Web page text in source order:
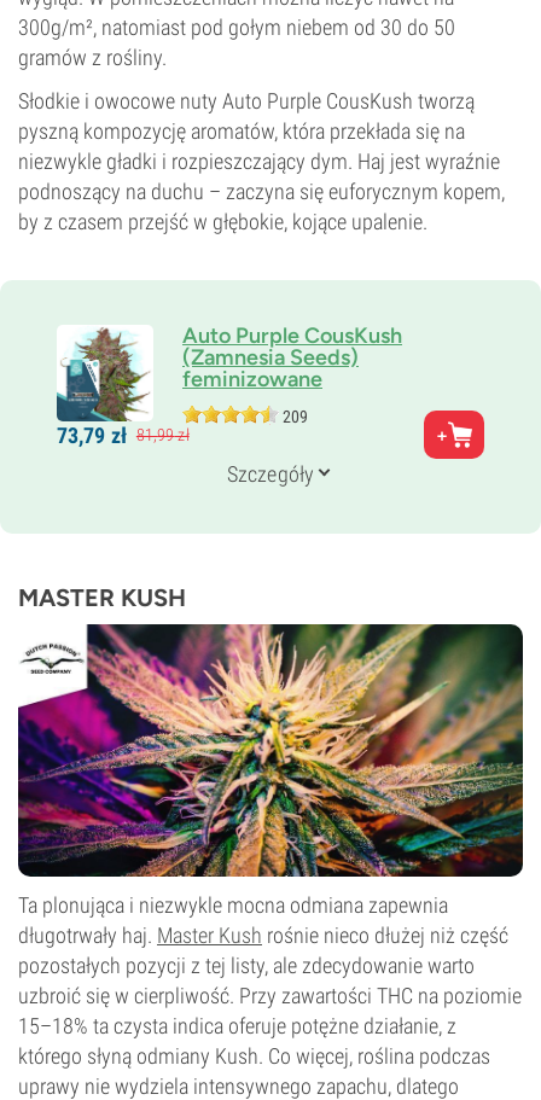
300g/m², natomiast pod gołym niebem od 30 do 50
gramów z rośliny.
Słodkie i owocowe nuty Auto Purple CousKush tworzą
pyszną kompozycję aromatów, która przekłada się na
niezwykle gładki i rozpieszczający dym. Haj jest wyraźnie
podnoszący na duchu – zaczyna się euforycznym kopem,
by z czasem przejść w głębokie, kojące upalenie.
Auto Purple CousKush
(Zamnesia Seeds)
feminizowane
209
Rodzice
Purple Kush x Ruderalis
9–10 tygodni od nasiona do zbiorów
20%
CBD
0–1%
Typ kwitnienia
Autokwitnący
73,79 zł 81,99zł
Szczegóły
MASTER KUSH
Ta plonująca i niezwykle mocna odmiana zapewnia
długotrwały haj. Master Kush rośnie nieco dłużej niż część
pozostałych pozycji z tej listy, ale zdecydowanie warto
uzbroić się w cierpliwość. Przy zawartości THC na poziomie
15–18% ta czysta indica oferuje potężne działanie, z
którego słyną odmiany Kush. Co więcej, roślina podczas
uprawy nie wydziela intensywnego zapachu, dlatego